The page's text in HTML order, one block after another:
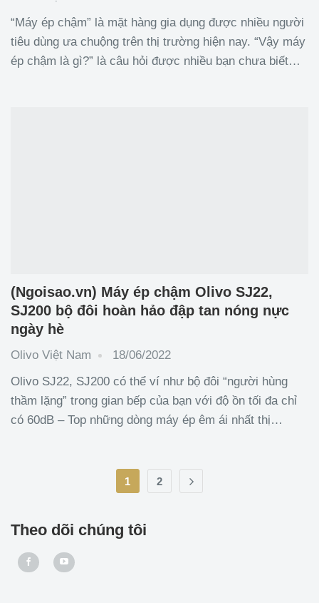
“Máy ép chậm” là mặt hàng gia dụng được nhiều người
tiêu dùng ưa chuộng trên thị trường hiện nay. “Vậy máy
ép chậm là gì?” là câu hỏi được nhiều bạn chưa biết
(Ngoisao.vn) Máy ép chậm Olivo SJ22,
SJ200 bộ đôi hoàn hảo đập tan nóng nực
ngày hè
Olivo Việt Nam
18/06/2022
Olivo SJ22, SJ200 có thể ví như bộ đôi “người hùng
thầm lặng” trong gian bếp của bạn với độ ồn tối đa chỉ
có 60dB – Top những dòng máy ép êm ái nhất thị
1 2
Theo dõi chúng tôi